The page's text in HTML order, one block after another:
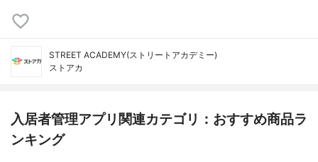
STREET ACADEMY(ストリートアカデミー)
ストアカ
入居者管理アプリ関連カテゴリ：おすすめ商品ラ
ンキング